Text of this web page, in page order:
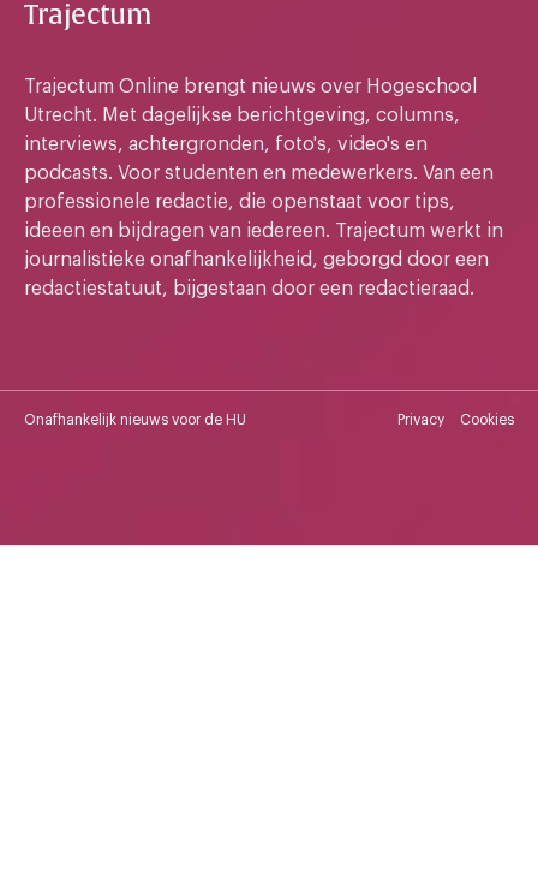
Trajectum
Trajectum Online brengt nieuws over Hogeschool
Utrecht. Met dagelijkse berichtgeving, columns,
interviews, achtergronden, foto's, video's en
podcasts. Voor studenten en medewerkers. Van een
professionele redactie, die openstaat voor tips,
ideeen en bijdragen van iedereen. Trajectum werkt in
journalistieke onafhankelijkheid, geborgd door een
redactiestatuut, bijgestaan door een redactieraad.
Onafhankelijk nieuws voor de HU Privacy Cookies